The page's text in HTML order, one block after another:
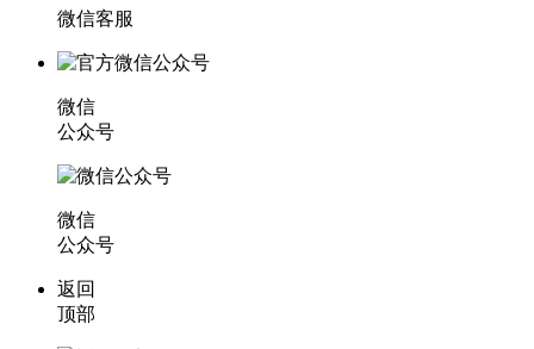
微信客服
微信
公众号
微信
公众号
返回
顶部